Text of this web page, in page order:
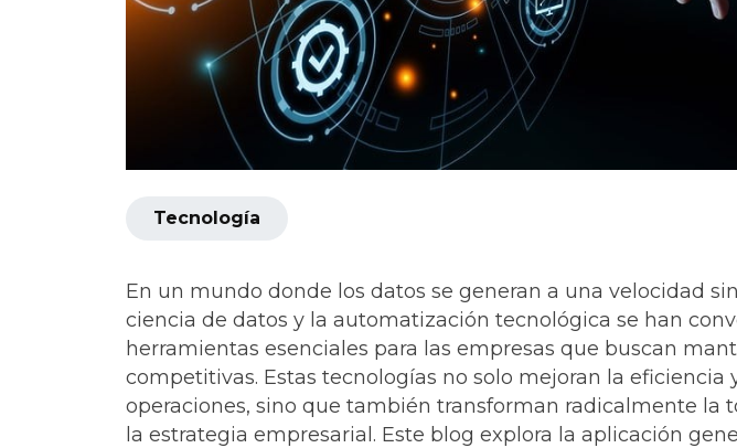
Tecnología
En un mundo donde los datos se generan a una velocidad
ciencia de datos y la automatización tecnológica se han
herramientas esenciales para las empresas que buscan
competitivas. Estas tecnologías no solo mejoran la eficiencia
operaciones, sino que también transforman radicalmente la
la estrategia empresarial. Este blog explora la aplicación